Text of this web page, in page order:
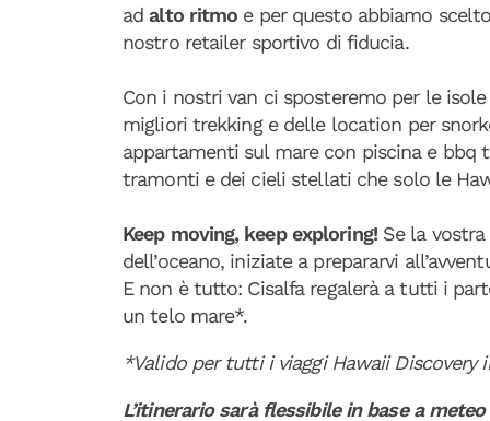
ad alto ritmo e per questo abbiamo
nostro retailer sportivo di fiducia.
Con i nostri van ci sposteremo per le
migliori trekking e delle location per
appartamenti sul mare con piscina e bbq
tramonti e dei cieli stellati che solo le
Keep moving, keep exploring! Se la
dell’oceano, iniziate a prepararvi
E non è tutto: Cisalfa regalerà a tutti i
un telo mare*.
*Valido per tutti i viaggi Hawaii Discovery
L’itinerario sarà flessibile in base a